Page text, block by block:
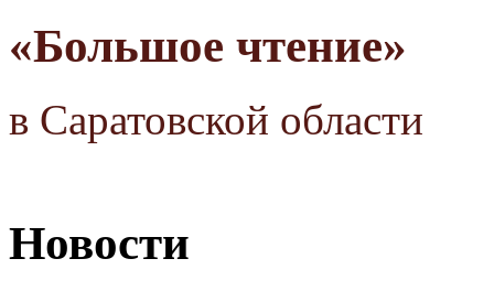
«Большое чтение»
в Саратовской области
Новости